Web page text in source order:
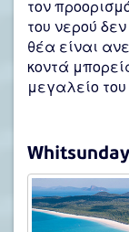
τον
του νερού
θέα είναι
κοντά
μεγαλείο